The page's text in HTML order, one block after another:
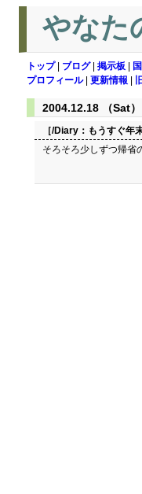
やなた
トップ| ブログ| 掲示板
プロフィール| 更新情報
2004.12.18 （Sat）
［/Diary： もうすぐ年
そろそろ少しずつ帰省